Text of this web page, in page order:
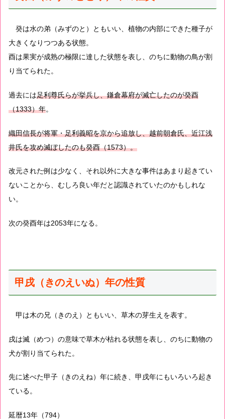
癸は水の弟（みずのと）ともいい、植物の内部にできた種子が
大きくなりつつある状態。
酉は果実が成熟の極限に達した状態を表し、のちに動物の鳥が割
り当てられた。
過去には足利尊氏らが挙兵し、鎌倉幕府が滅亡したのが癸酉
（1333）年。
織田信長が将軍・足利義昭を京から追放し、越前朝倉氏、近江浅
井氏を攻め滅ぼしたのも癸酉（1573）。
改元された例は少なく、それ以外に大きな事件はあまり起きてい
ないことから、むしろ良い年だと認識されていたのかもしれな
い。
次の癸酉年は2053年になる。
甲戌（きのえいぬ）年の性質
甲は木の兄（きのえ）ともいい、草木の芽生えを表す。
戌は滅（めつ）の意味で草木が枯れる状態を表し、のちに動物の
犬が割り当てられた。
先に述べた甲子（きのえね）年に続き、甲戌年にもいろいろ起き
ている。
延暦13年（794）